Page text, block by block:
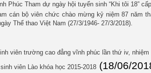
Phúc Tham dự ngày hội tuyển sinh “Khi tôi 18”
cán bộ viên chức chào mừng kỷ niệm 87 năm
Thể thao Việt Nam (27/3/1946- 27/3/2018).
viên trường cao đẳng vĩnh phúc lần thứ iv, nhiệm
viên Lào khóa học 2015-2018 (18/06/